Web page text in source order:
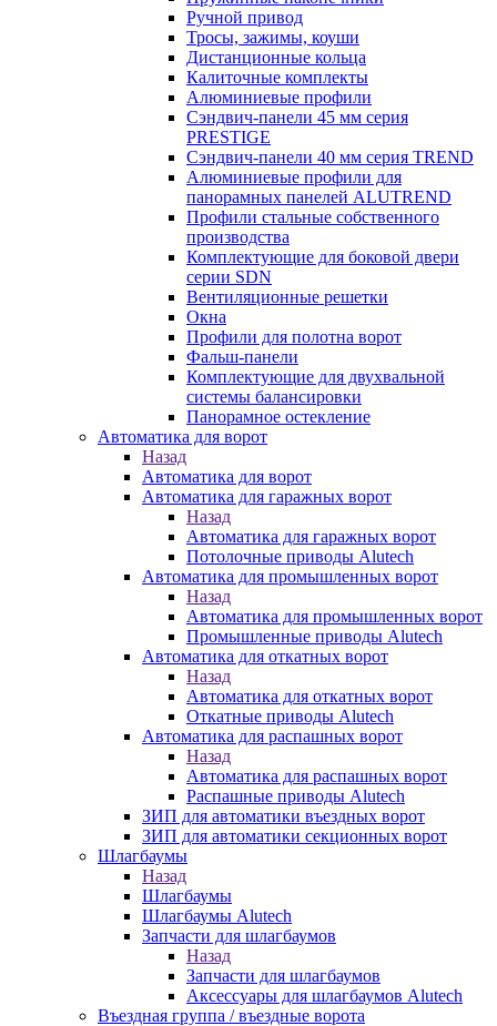
Ручной привод
Тросы, зажимы, коуши
Дистанционные кольца
Калиточные комплекты
Алюминиевые профили
Сэндвич-панели 45 мм серия
PRESTIGE
Сэндвич-панели 40 мм серия TREND
Алюминиевые профили для
панорамных панелей ALUTREND
Профили стальные собственного
производства
Комплектующие для боковой двери
серии SDN
Вентиляционные решетки
Окна
Профили для полотна ворот
Фальш-панели
Комплектующие для двухвальной
системы балансировки
Панорамное остекление
Автоматика для ворот
Назад
Автоматика для ворот
Автоматика для гаражных ворот
Назад
Автоматика для гаражных ворот
Потолочные приводы Alutech
Автоматика для промышленных ворот
Назад
Автоматика для промышленных ворот
Промышленные приводы Alutech
Автоматика для откатных ворот
Назад
Автоматика для откатных ворот
Откатные приводы Alutech
Автоматика для распашных ворот
Назад
Автоматика для распашных ворот
Распашные приводы Alutech
ЗИП для автоматики въездных ворот
ЗИП для автоматики секционных ворот
Шлагбаумы
Назад
Шлагбаумы
Шлагбаумы Alutech
Запчасти для шлагбаумов
Назад
Запчасти для шлагбаумов
Аксессуары для шлагбаумов Alutech
Въездная группа / въездные ворота